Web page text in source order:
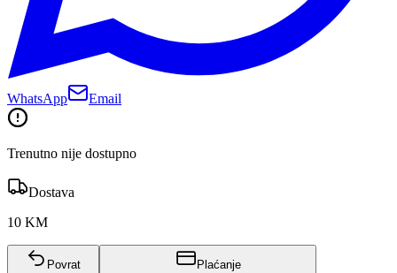
WhatsApp Email
Trenutno nije dostupno
Dostava
10 KM
Povrat
Plaćanje